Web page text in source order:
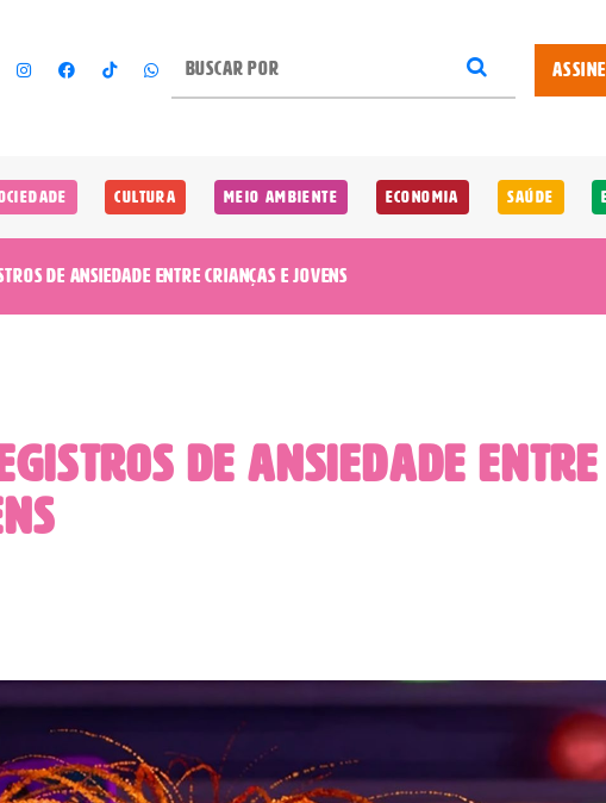
ASSINE
Cultura Meio Ambiente Economia Saúde
de ansiedade entre crianças e jovens
de ansiedade entre